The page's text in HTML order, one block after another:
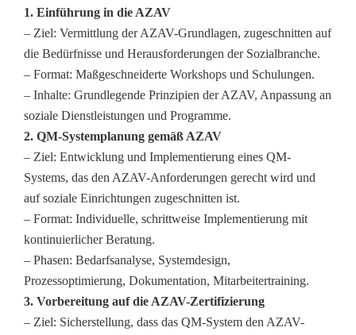
1. Einführung in die AZAV
– Ziel: Vermittlung der AZAV-Grundlagen, zugeschnitten auf
die Bedürfnisse und Herausforderungen der Sozialbranche.
– Format: Maßgeschneiderte Workshops und Schulungen.
– Inhalte: Grundlegende Prinzipien der AZAV, Anpassung an
soziale Dienstleistungen und Programme.
2. QM-Systemplanung gemäß AZAV
– Ziel: Entwicklung und Implementierung eines QM-
Systems, das den AZAV-Anforderungen gerecht wird und
auf soziale Einrichtungen zugeschnitten ist.
– Format: Individuelle, schrittweise Implementierung mit
kontinuierlicher Beratung.
– Phasen: Bedarfsanalyse, Systemdesign,
Prozessoptimierung, Dokumentation, Mitarbeitertraining.
3. Vorbereitung auf die AZAV-Zertifizierung
– Ziel: Sicherstellung, dass das QM-System den AZAV-